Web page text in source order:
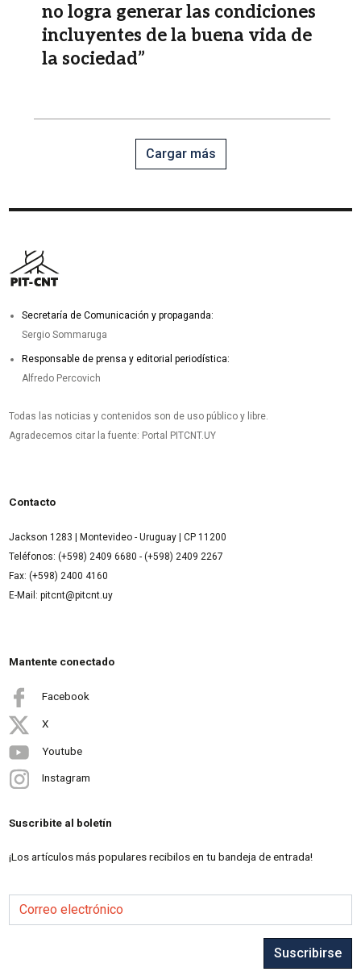
no logra generar las condiciones
incluyentes de la buena vida de
la sociedad”
Cargar más
Secretaría de Comunicación y propaganda:
Sergio Sommaruga
Responsable de prensa y editorial periodística:
Alfredo Percovich
Todas las noticias y contenidos son de uso público y libre.
Agradecemos citar la fuente: Portal PITCNT.UY
Contacto
Jackson 1283 | Montevideo - Uruguay | CP 11200
Teléfonos: (+598) 2409 6680 - (+598) 2409 2267
Fax: (+598) 2400 4160
E-Mail: pitcnt@pitcnt.uy
Mantente conectado
Facebook
X
Youtube
Instagram
Suscribite al boletín
¡Los artículos más populares recibilos en tu bandeja de entrada!
Correo electrónico
Suscribirse